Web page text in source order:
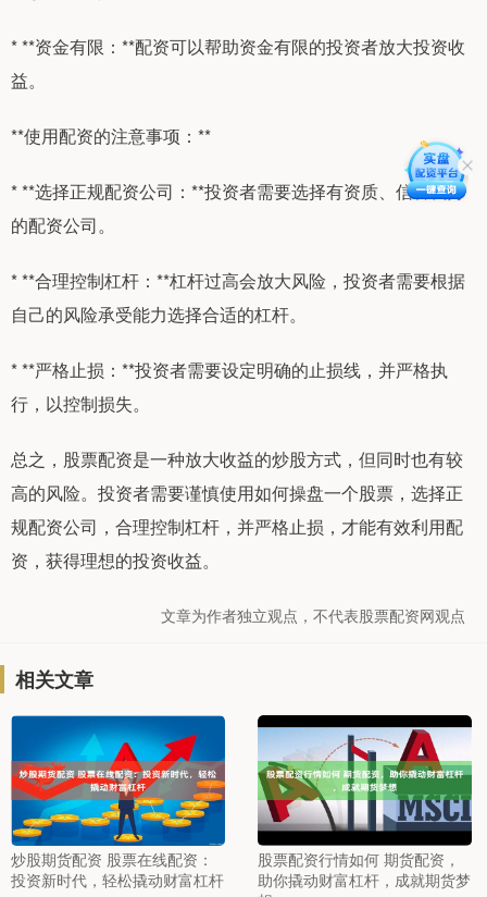
* **资金有限：**配资可以帮助资金有限的投资者放大投资收
益。
**使用配资的注意事项：**
* **选择正规配资公司：**投资者需要选择有资质、信誉良好
的配资公司。
* **合理控制杠杆：**杠杆过高会放大风险，投资者需要根据
自己的风险承受能力选择合适的杠杆。
* **严格止损：**投资者需要设定明确的止损线，并严格执
行，以控制损失。
总之，股票配资是一种放大收益的炒股方式，但同时也有较
高的风险。投资者需要谨慎使用如何操盘一个股票，选择正
规配资公司，合理控制杠杆，并严格止损，才能有效利用配
资，获得理想的投资收益。
文章为作者独立观点，不代表股票配资网观点
相关文章
炒股期货配资 股票在线配资：
投资新时代，轻松撬动财富杠杆
股票配资行情如何 期货配资，
助你撬动财富杠杆，成就期货梦